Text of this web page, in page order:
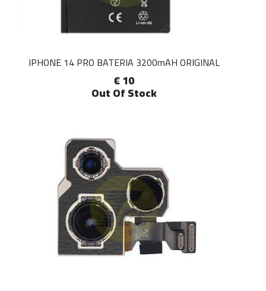
IPHONE 14 PRO BATERIA 3200mAH ORIGINAL
€ 10
Out Of Stock